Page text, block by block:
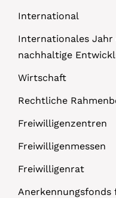
International
Internationales
nachhaltige
Wirtschaft
Rechtliche
Freiwilligenzentren
Freiwilligenmessen
Freiwilligenrat
Anerkennungsfonds